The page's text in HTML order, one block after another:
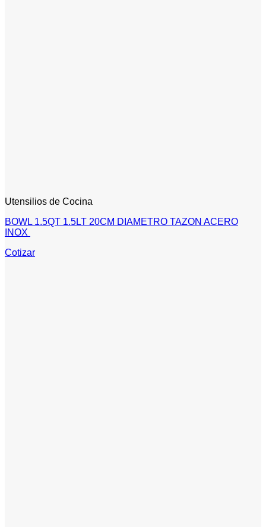
Utensilios de Cocina
BOWL 1.5QT 1.5LT 20CM DIAMETRO TAZON ACERO
INOX
Cotizar